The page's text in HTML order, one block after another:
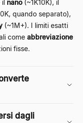
il nano(~1K10K), il
quando separato),
(~1M+). I limiti esatti
come abbreviazione
fisse.
dagli